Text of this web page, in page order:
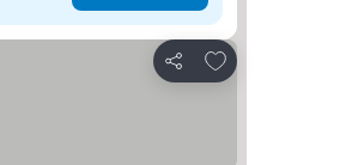
シェア
お気に入りに追加